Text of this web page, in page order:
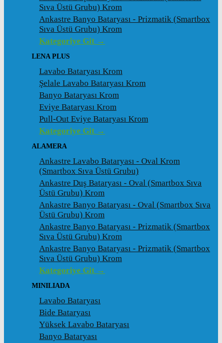
Sıva Üstü Grubu) Krom
Ankastre Banyo Bataryası - Prizmatik (Smartbox
Sıva Üstü Grubu) Krom
Kategoriye Git →
LENA PLUS
Lavabo Bataryası Krom
Şelale Lavabo Bataryası Krom
Banyo Bataryası Krom
Eviye Bataryası Krom
Pull-Out Eviye Bataryası Krom
Kategoriye Git →
ALAMERA
Ankastre Lavabo Bataryası - Oval Krom
(Smartbox Sıva Üstü Grubu)
Ankastre Duş Bataryası - Oval (Smartbox Sıva
Üstü Grubu) Krom
Ankastre Banyo Bataryası - Oval (Smartbox Sıva
Üstü Grubu) Krom
Ankastre Banyo Bataryası - Prizmatik (Smartbox
Sıva Üstü Grubu) Krom
Ankastre Banyo Bataryası - Prizmatik (Smartbox
Sıva Üstü Grubu) Krom
Kategoriye Git →
MINILIADA
Lavabo Bataryası
Bide Bataryası
Yüksek Lavabo Bataryası
Banyo Bataryası